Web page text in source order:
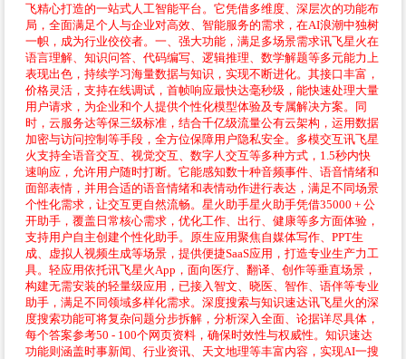
飞精心打造的一站式人工智能平台。它凭借多维度、深层次的功能布
局，全面满足个人与企业对高效、智能服务的需求，在AI浪潮中独树
一帜，成为行业佼佼者。一、强大功能，满足多场景需求讯飞星火在
语言理解、知识问答、代码编写、逻辑推理、数学解题等多元能力上
表现出色，持续学习海量数据与知识，实现不断进化。其接口丰富，
价格灵活，支持在线调试，首帧响应最快达毫秒级，能快速处理大量
用户请求，为企业和个人提供个性化模型体验及专属解决方案。同
时，云服务达等保三级标准，结合千亿级流量公有云架构，运用数据
加密与访问控制等手段，全方位保障用户隐私安全。多模交互讯飞星
火支持全语音交互、视觉交互、数字人交互等多种方式，1.5秒内快
速响应，允许用户随时打断。它能感知数十种音频事件、语音情绪和
面部表情，并用合适的语音情绪和表情动作进行表达，满足不同场景
个性化需求，让交互更自然流畅。星火助手星火助手凭借35000 + 公
开助手，覆盖日常核心需求，优化工作、出行、健康等多方面体验，
支持用户自主创建个性化助手。原生应用聚焦自媒体写作、PPT生
成、虚拟人视频生成等场景，提供便捷SaaS应用，打造专业生产力工
具。轻应用依托讯飞星火App，面向医疗、翻译、创作等垂直场景，
构建无需安装的轻量级应用，已接入智文、晓医、智作、语伴等专业
助手，满足不同领域多样化需求。深度搜索与知识速达讯飞星火的深
度搜索功能可将复杂问题分步拆解，分析深入全面、论据详尽具体，
每个答案参考50 - 100个网页资料，确保时效性与权威性。知识速达
功能则涵盖时事新闻、行业资讯、天文地理等丰富内容，实现AI一搜